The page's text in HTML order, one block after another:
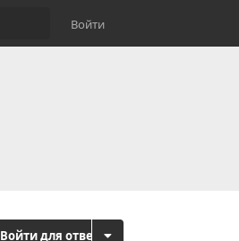
Войти
Войти для ответа